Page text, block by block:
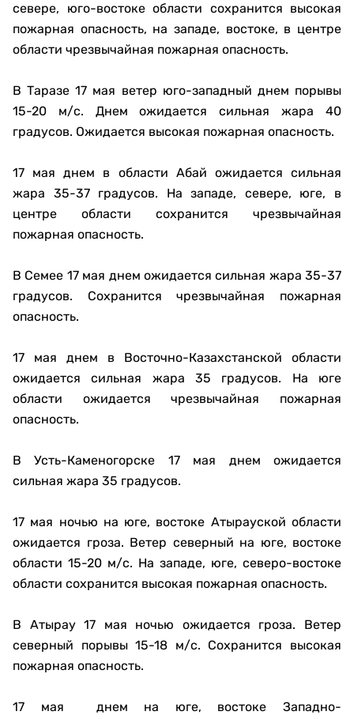
севере, юго-востоке области сохранится высокая
пожарная опасность, на западе, востоке, в центре
области чрезвычайная пожарная опасность.
В Таразе 17 мая ветер юго-западный днем порывы
15-20 м/с. Днем ожидается сильная жара 40
градусов. Ожидается высокая пожарная опасность.
17 мая днем в области Абай ожидается сильная
жара 35-37 градусов. На западе, севере, юге, в
центре области сохранится чрезвычайная
пожарная опасность.
В Семее 17 мая днем ожидается сильная жара 35-37
градусов. Сохранится чрезвычайная пожарная
опасность.
17 мая днем в Восточно-Казахстанской области
ожидается сильная жара 35 градусов. На юге
области ожидается чрезвычайная пожарная
опасность.
В Усть-Каменогорске 17 мая днем ожидается
сильная жара 35 градусов.
17 мая ночью на юге, востоке Атырауской области
ожидается гроза. Ветер северный на юге, востоке
области 15-20 м/с. На западе, юге, северо-востоке
области сохранится высокая пожарная опасность.
В Атырау 17 мая ночью ожидается гроза. Ветер
северный порывы 15-18 м/с. Сохранится высокая
пожарная опасность.
17 мая днем на юге, востоке Западно-